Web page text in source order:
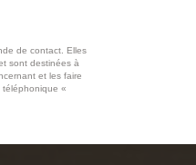
de contact. Elles
sont destinées à
et les faire
téléphonique «